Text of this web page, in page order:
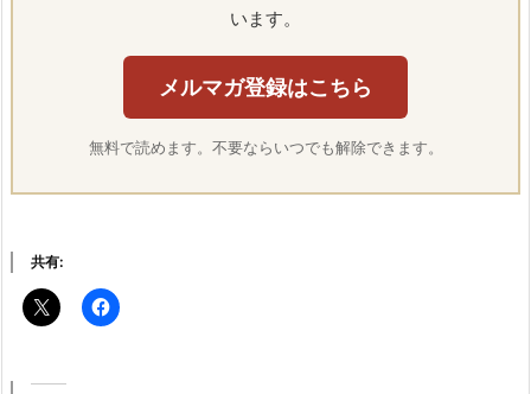
います。
メルマガ登録はこちら
無料で読めます。不要ならいつでも解除できます。
共有: